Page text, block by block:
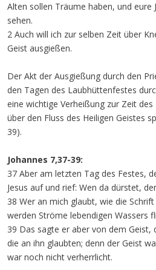
Alten sollen Träume haben, und eure
sehen.
2 Auch will ich zur selben Zeit über
Geist ausgießen.
Der Akt der Ausgießung durch den
den Tagen des Laubhüttenfestes
eine wichtige Verheißung zur Zeit
über den Fluss des Heiligen Geistes
39).
Johannes 7,37-39:
37 Aber am letzten Tag des Festes,
Jesus auf und rief: Wen da dürstet,
38 Wer an mich glaubt, wie die
werden Ströme lebendigen Wassers
39 Das sagte er aber von dem Geist,
die an ihn glaubten; denn der Geist
war noch nicht verherrlicht.